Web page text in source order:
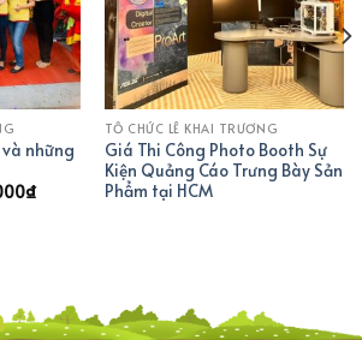
YÊU
THÍCH
những
₫
THÍCH
TỔ CHỨC LỄ KHAI TRƯƠNG
Giá Thi Công Photo Booth Sự
Kiện Quảng Cáo Trưng Bày Sản
Phẩm tại HCM